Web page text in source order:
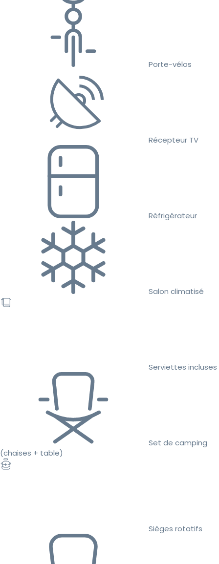
Porte-vélos
Récepteur TV
Réfrigérateur
Salon climatisé
Serviettes incluses
Set de camping
(chaises + table)
Sièges rotatifs